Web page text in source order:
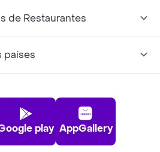
de Restaurantes
países
play AppGallery